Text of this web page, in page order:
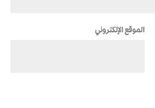
الموقع الإلكتروني